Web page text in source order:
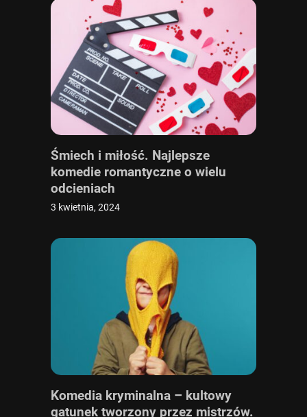
Śmiech i miłość. Najlepsze
komedie romantyczne o wielu
odcieniach
3 kwietnia, 2024
Komedia kryminalna – kultowy
gatunek tworzony przez mistrzów.